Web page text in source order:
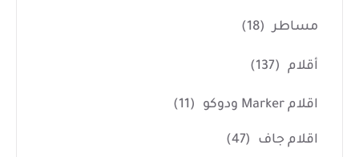
مساطر (18)
أقلام (137)
اقلام Marker ودوكو (11)
اقلام جاف (47)